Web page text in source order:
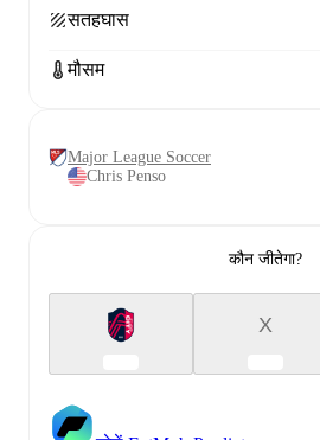
सतहघास
मौसम
Major League Soccer
Chris Penso
कौन जीतेगा?
X